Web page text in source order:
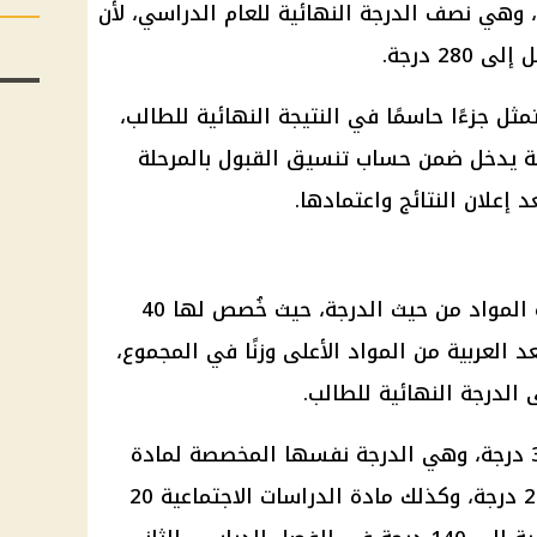
الثاني بـ140 درجة، وهي نصف الدرجة النهائية للعام الدراسي، لأن
درجة.
جزءًا حاسمًا في النتيجة النهائية للطالب،
يدخل ضمن حساب تنسيق القبول بالمرحلة
النتائج واعتمادها.
تأتي مادة اللغة العربية في صدارة المواد من حيث الدرجة، حيث خُصص لها 40
العربية من المواد الأعلى وزنًا في المجموع،
النهائية للطالب.
وتبلغ درجة مادة اللغة الإنجليزية 30 درجة، وهي الدرجة نفسها المخصصة لمادة
الرياضيات. أما مادة العلوم فتبلغ 20 درجة، وكذلك مادة الدراسات الاجتماعية 20